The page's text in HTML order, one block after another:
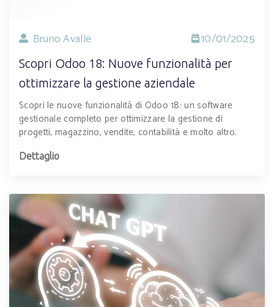
Bruno Avalle 10/01/2025
Scopri Odoo 18: Nuove funzionalità per
ottimizzare la gestione aziendale
Scopri le nuove funzionalità di Odoo 18: un software
gestionale completo per ottimizzare la gestione di
progetti, magazzino, vendite, contabilità e molto altro.
Dettaglio